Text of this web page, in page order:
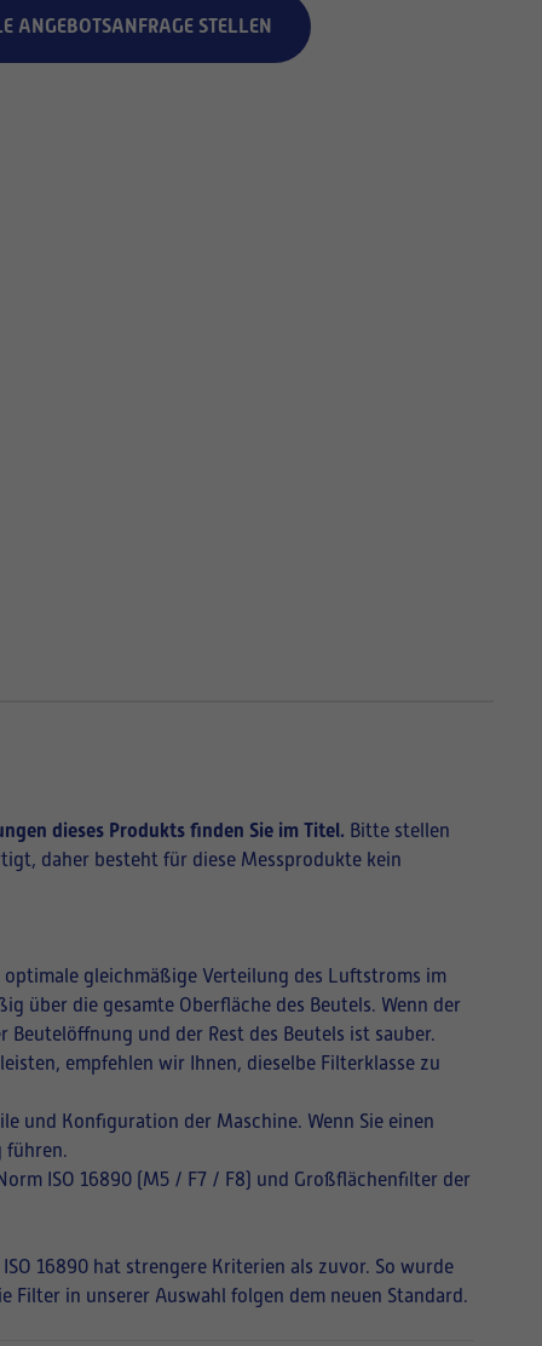
ANGEBOTSANFRAGE STELLEN
dieses Produkts finden Sie im Titel. Bitte stellen
daher besteht für diese Messprodukte kein
gleichmäßige Verteilung des Luftstroms im
über die gesamte Oberfläche des Beutels. Wenn der
und der Rest des Beutels ist sauber.
empfehlen wir Ihnen, dieselbe Filterklasse zu
und Konfiguration der Maschine. Wenn Sie einen
führen.
ISO 16890 (M5 / F7 / F8) und Großflächenfilter der
16890 hat strengere Kriterien als zuvor. So wurde
Filter in unserer Auswahl folgen dem neuen Standard.